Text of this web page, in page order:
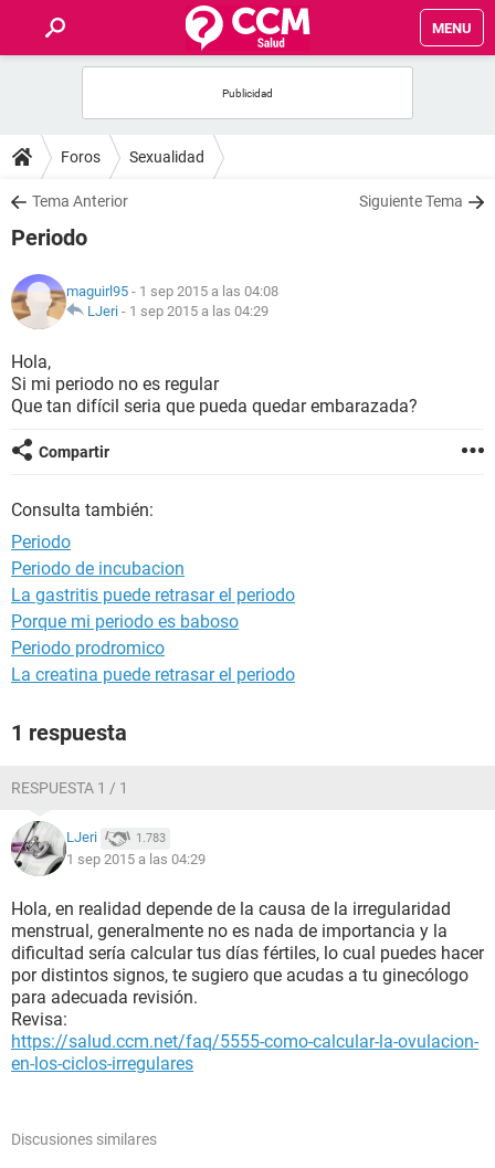
MENU
FOROS
SALUD
NUTRICIÓN
BIENESTAR
Foros Sexualidad
Tema Anterior Siguiente Tema
Periodo
maguirl95 - 1 sep 2015 a las 04:08
LJeri - 1 sep 2015 a las 04:29
Hola,
Si mi periodo no es regular
Que tan difícil seria que pueda quedar embarazada?
Compartir
Consulta también:
Periodo
Periodo de incubacion
La gastritis puede retrasar el periodo
Porque mi periodo es baboso
Periodo prodromico
La creatina puede retrasar el periodo
1 respuesta
RESPUESTA 1 / 1
LJeri 1.783
1 sep 2015 a las 04:29
Hola, en realidad depende de la causa de la irregularidad
menstrual, generalmente no es nada de importancia y la
dificultad sería calcular tus días fértiles, lo cual puedes hacer
por distintos signos, te sugiero que acudas a tu ginecólogo
para adecuada revisión.
Revisa:
https://salud.ccm.net/faq/5555-como-calcular-la-ovulacion-
en-los-ciclos-irregulares
Discusiones similares